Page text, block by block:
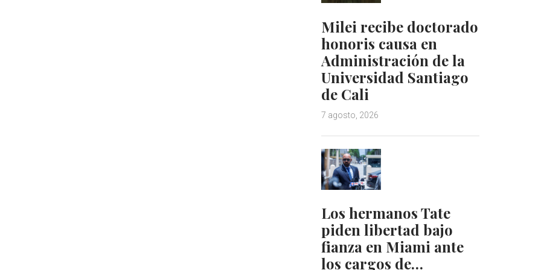
Milei recibe doctorado
honoris causa en
Administración de la
Universidad Santiago
de Cali
7 agosto, 2026
Los hermanos Tate
piden libertad bajo
fianza en Miami ante
los cargos de…